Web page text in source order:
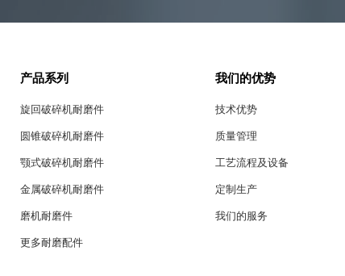
产品系列
旋回破碎机耐磨件
圆锥破碎机耐磨件
颚式破碎机耐磨件
金属破碎机耐磨件
磨机耐磨件
更多耐磨配件
我们的优势
技术优势
质量管理
工艺流程及设备
定制生产
我们的服务